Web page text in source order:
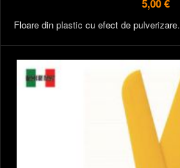
5,00 €
Floare din plastic cu efect de pulverizare.